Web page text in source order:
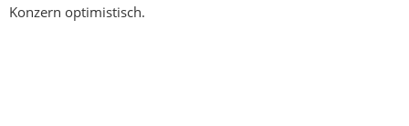
Konzern optimistisch.